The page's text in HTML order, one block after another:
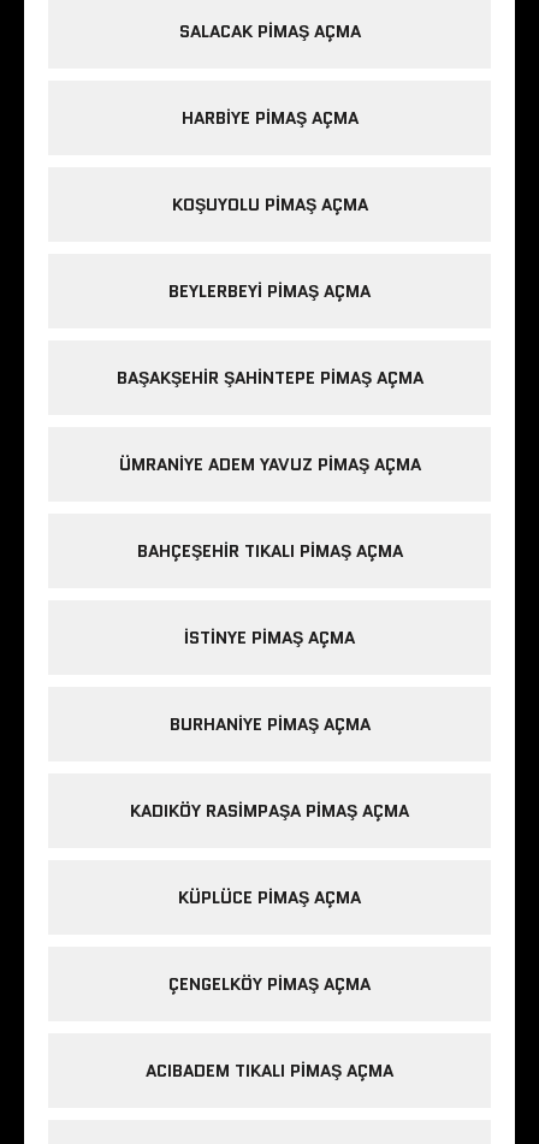
SALACAK PIMAŞ AÇMA
HARBIYE PIMAŞ AÇMA
KOŞUYOLU PIMAŞ AÇMA
BEYLERBEYI PIMAŞ AÇMA
BAŞAKŞEHIR ŞAHINTEPE PIMAŞ AÇMA
ÜMRANIYE ADEM YAVUZ PIMAŞ AÇMA
BAHÇEŞEHIR TIKALI PIMAŞ AÇMA
ISTINYE PIMAŞ AÇMA
BURHANIYE PIMAŞ AÇMA
KADIKÖY RASIMPAŞA PIMAŞ AÇMA
KÜPLÜCE PIMAŞ AÇMA
ÇENGELKÖY PIMAŞ AÇMA
ACIBADEM TIKALI PIMAŞ AÇMA